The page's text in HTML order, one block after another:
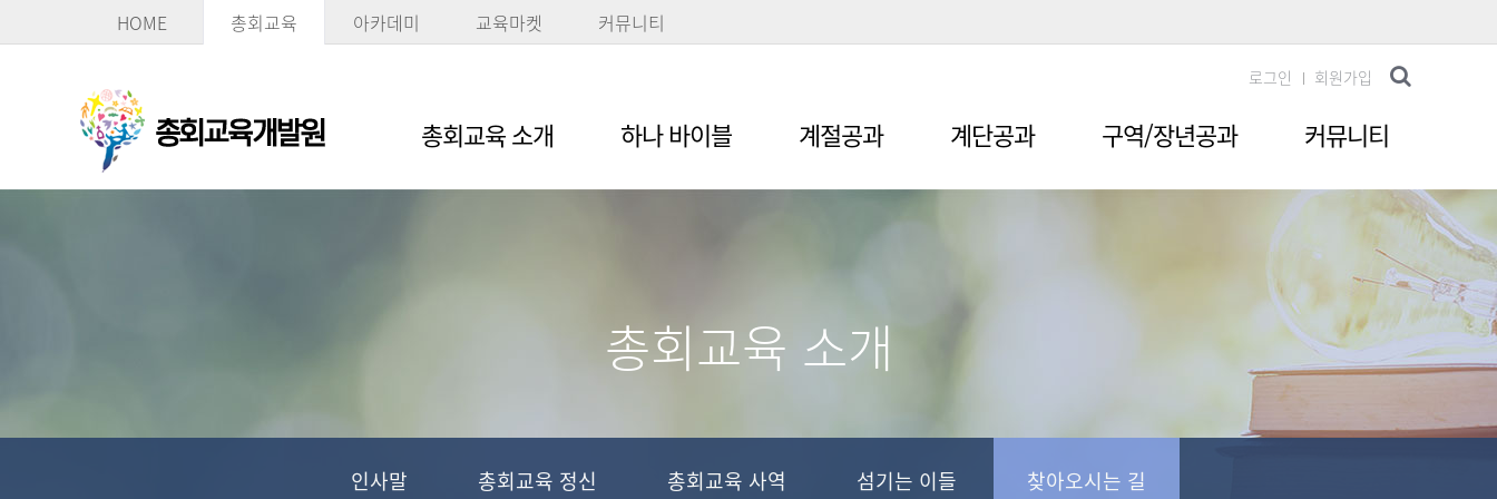
HOME 총회교육 아카데미 교육마켓 커뮤니티
총회교육 소개 하나 바이블 계절공과 계단공과 구역/장년공과 커뮤니티
로그인 회원가입
총회교육 소개
인사말 총회교육 정신 총회교육 사역 섬기는 이들 찾아오시는 길